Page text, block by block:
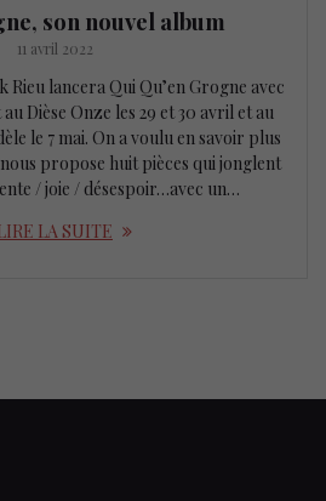
son nouvel album
11 avril 2022
Rieu lancera Qui Qu’en Grogne avec
Dièse Onze les 29 et 30 avril et au
le 7 mai. On a voulu en savoir plus
propose huit pièces qui jonglent
/ joie / désespoir…avec un…
LA SUITE